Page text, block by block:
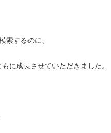
するのに、
に成長させていただきました。